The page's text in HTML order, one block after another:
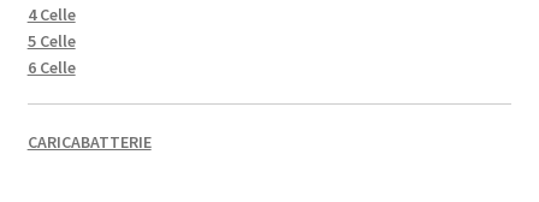
4 Celle
5 Celle
6 Celle
CARICABATTERIE